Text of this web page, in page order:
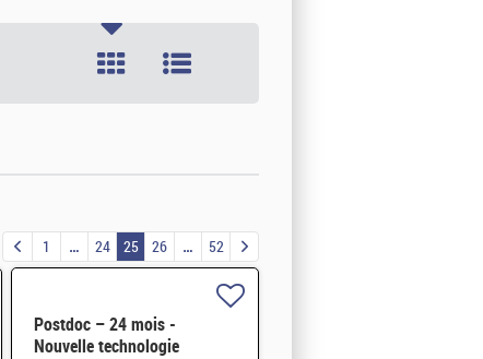
1 24 25 26 52
Postdoc – 24 mois -
Nouvelle technologie